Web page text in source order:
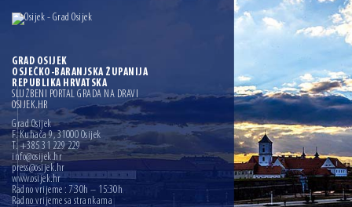
GRAD OSIJEK
OSJEČKO-BARANJSKA ŽUPANIJA
REPUBLIKA HRVATSKA
SLUŽBENI PORTAL GRADA NA DRAVI
OSIJEK.HR
Grad Osijek
F. Kuhača 9, 31000 Osijek
T: +385 31 229 229
info@osijek.hr
press@osijek.hr
www.osijek.hr
Radno vrijeme : 7:30h – 15:30h
Radno vrijeme sa strankama